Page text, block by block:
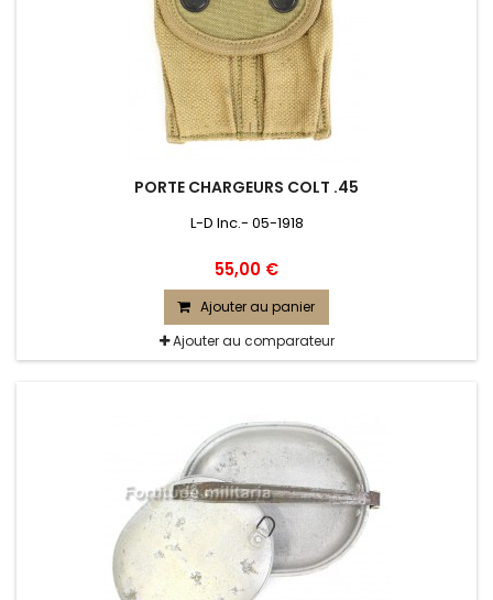
PORTE CHARGEURS COLT .45
L-D Inc.- 05-1918
55,00 €
Ajouter au panier
Ajouter au comparateur